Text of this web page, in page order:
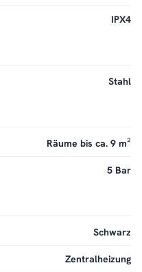
IPX4
Stahl
Räume bis ca. 9 m²
5 Bar
Schwarz
Zentralheizung